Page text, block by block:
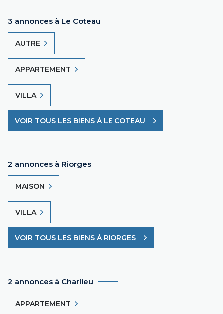
3 annonces à Le Coteau
AUTRE
APPARTEMENT
VILLA
VOIR TOUS LES BIENS À LE COTEAU
2 annonces à Riorges
MAISON
VILLA
VOIR TOUS LES BIENS À RIORGES
2 annonces à Charlieu
APPARTEMENT